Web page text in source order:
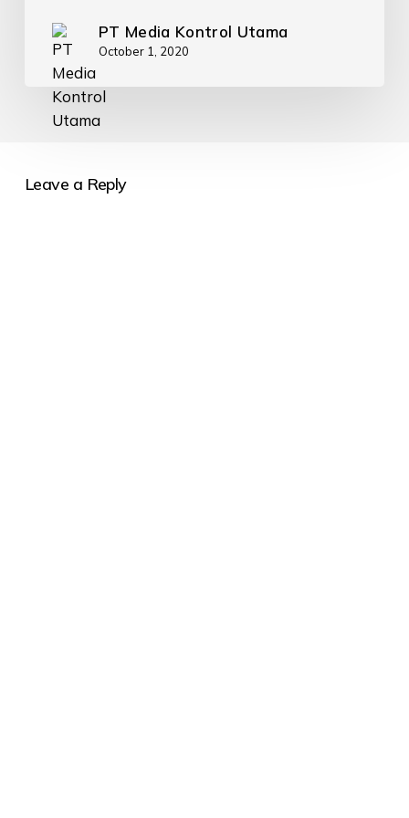
PT Media Kontrol Utama
October 1, 2020
Leave a Reply